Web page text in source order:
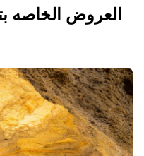
العروض الخاصه